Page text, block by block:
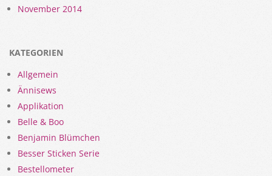
November 2014
KATEGORIEN
Allgemein
Ännisews
Applikation
Belle & Boo
Benjamin Blümchen
Besser Sticken Serie
Bestellometer